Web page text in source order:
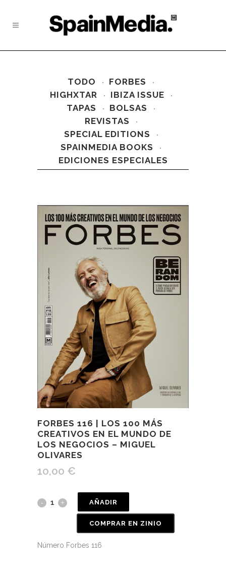
TODO
FORBES
HIGHXTAR
IBIZA ISSUE
TAPAS
BOLSAS
REVISTAS
SPECIAL EDITIONS
SPAINMEDIA BOOKS
EDICIONES ESPECIALES
FORBES 116 | LOS 100 MÁS
CREATIVOS EN EL MUNDO DE
LOS NEGOCIOS – MIGUEL
OLIVARES
10,00 €
AÑADIR
COMPRAR EN ZINIO
Número Forbes 116